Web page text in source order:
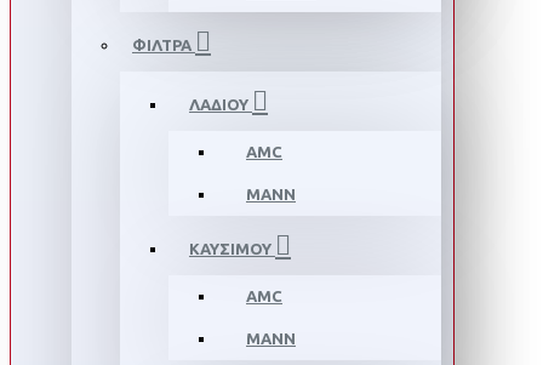
ΦΙΛΤΡΑ
ΛΑΔΙΟΥ
AMC
MANN
ΚΑΥΣΙΜΟΥ
AMC
MANN